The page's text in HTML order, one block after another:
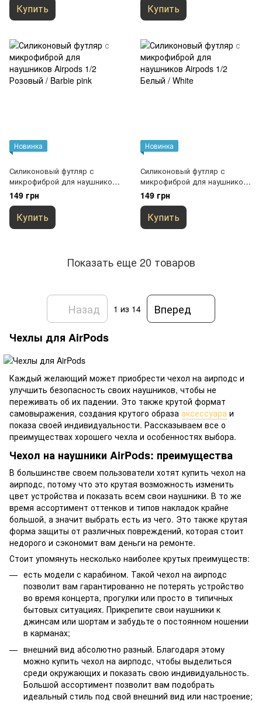
Купить Купить
Новинка
Силиконовый футляр с
микрофиброй для наушников
Airpods 1/2 Розовый / Barbie
pink
149 грн
Купить
Новинка
Силиконовый футляр с
микрофиброй для наушников
Airpods 1/2 Белый / White
149 грн
Купить
Показать еще 20 товаров
Назад 1 из 14
Вперед
Чехлы для AirPods
Каждый желающий может приобрести чехол на аирподс и
улучшить безопасность своих наушников, чтобы не
переживать об их падении. Это также крутой формат
самовыражения, создания крутого образа аксессуара и
показа своей индивидуальности. Рассказываем все о
преимуществах хорошего чехла и особенностях выбора.
Чехол на наушники AirPods: преимущества
В большинстве своем пользователи хотят купить чехол на
аирподс, потому что это крутая возможность изменить
цвет устройства и показать всем свои наушники. В то же
время ассортимент оттенков и типов накладок крайне
большой, а значит выбрать есть из чего. Это также крутая
форма защиты от различных повреждений, которая стоит
недорого и сэкономит вам деньги на ремонте.
Стоит упомянуть несколько наиболее крутых преимуществ:
есть модели с карабином. Такой чехол на аирподс
позволит вам гарантированно не потерять устройство
во время концерта, прогулки или просто в типичных
бытовых ситуациях. Прикрепите свои наушники к
джинсам или шортам и забудьте о постоянном ношении
в карманах;
внешний вид абсолютно разный. Благодаря этому
можно купить чехол на аирподс, чтобы выделиться
среди окружающих и показать свою индивидуальность.
Большой ассортимент позволит вам подобрать
идеальный стиль под свой внешний вид или настроение;